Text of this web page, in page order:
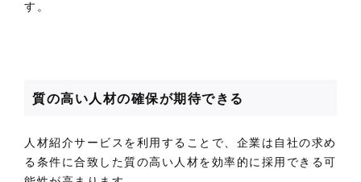
す。
質の高い人材の確保が期待できる
人材紹介サービスを利用することで、企業は自社の求め
る条件に合致した質の高い人材を効率的に採用できる可